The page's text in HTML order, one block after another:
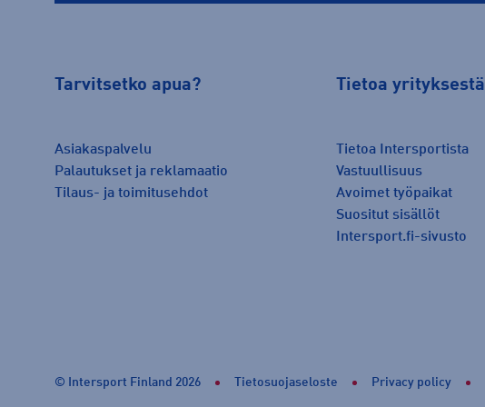
Tarvitsetko apua?
Asiakaspalvelu
Palautukset ja reklamaatio
Tilaus- ja toimitusehdot
Tietoa yrityksestä
Tietoa Intersportista
Vastuullisuus
Avoimet työpaikat
Suositut sisällöt
Intersport.fi-sivusto
© Intersport Finland 2026 Tietosuojaseloste Privacy policy